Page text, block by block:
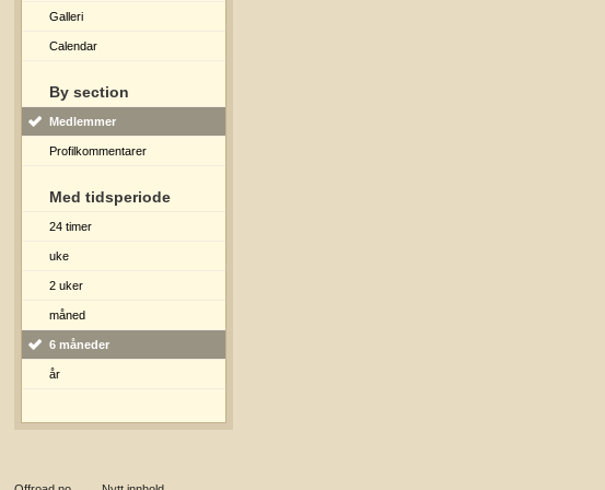
Galleri
Calendar
By section
Medlemmer
Profilkommentarer
Med tidsperiode
24 timer
uke
2 uker
måned
6 måneder
år